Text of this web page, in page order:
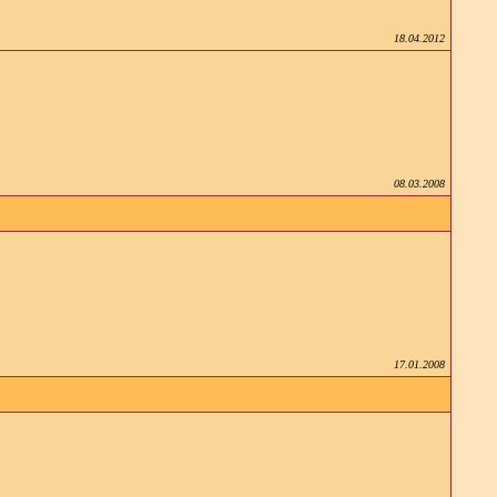
18.04.2012
08.03.2008
17.01.2008